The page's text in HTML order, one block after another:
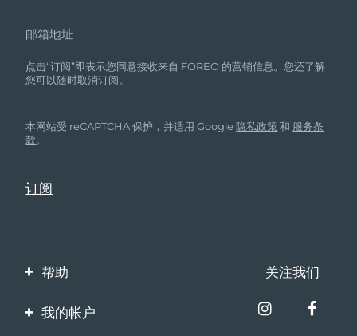
邮箱地址
点击“订阅”即表示您同意接收来自 FOREO 的营销信息。您还了解
您可以随时取消订阅。
本网站受 reCAPTCHA 保护，并适用 Google隐私政策 和 服务条
款。
帮助
联系我们
关注我们
我的帐户